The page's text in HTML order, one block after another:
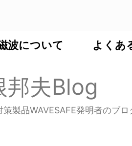
波について よくあ
邦夫Blog
製品WAVESAFE発明者のブロ